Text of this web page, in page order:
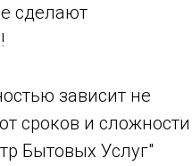
сделают
зависит не
сроков и сложности
Бытовых Услуг"